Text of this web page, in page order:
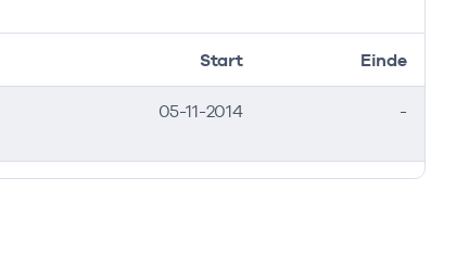
Start Einde
05-11-2014 -